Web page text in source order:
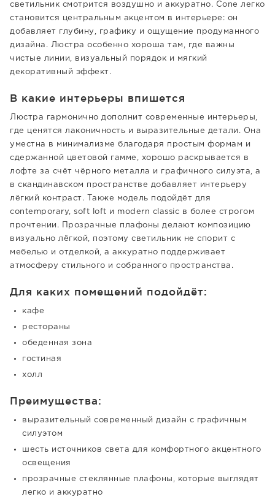
светильник смотрится воздушно и аккуратно. Cone легко
становится центральным акцентом в интерьере: он
добавляет глубину, графику и ощущение продуманного
дизайна. Люстра особенно хороша там, где важны
чистые линии, визуальный порядок и мягкий
декоративный эффект.
В какие интерьеры впишется
Люстра гармонично дополнит современные интерьеры,
где ценятся лаконичность и выразительные детали. Она
уместна в минимализме благодаря простым формам и
сдержанной цветовой гамме, хорошо раскрывается в
лофте за счёт чёрного металла и графичного силуэта, а
в скандинавском пространстве добавляет интерьеру
лёгкий контраст. Также модель подойдёт для
contemporary, soft loft и modern classic в более строгом
прочтении. Прозрачные плафоны делают композицию
визуально лёгкой, поэтому светильник не спорит с
мебелью и отделкой, а аккуратно поддерживает
атмосферу стильного и собранного пространства.
Для каких помещений подойдёт:
кафе
рестораны
обеденная зона
гостиная
холл
Преимущества:
выразительный современный дизайн с графичным
силуэтом
шесть источников света для комфортного акцентного
освещения
прозрачные стеклянные плафоны, которые выглядят
легко и аккуратно